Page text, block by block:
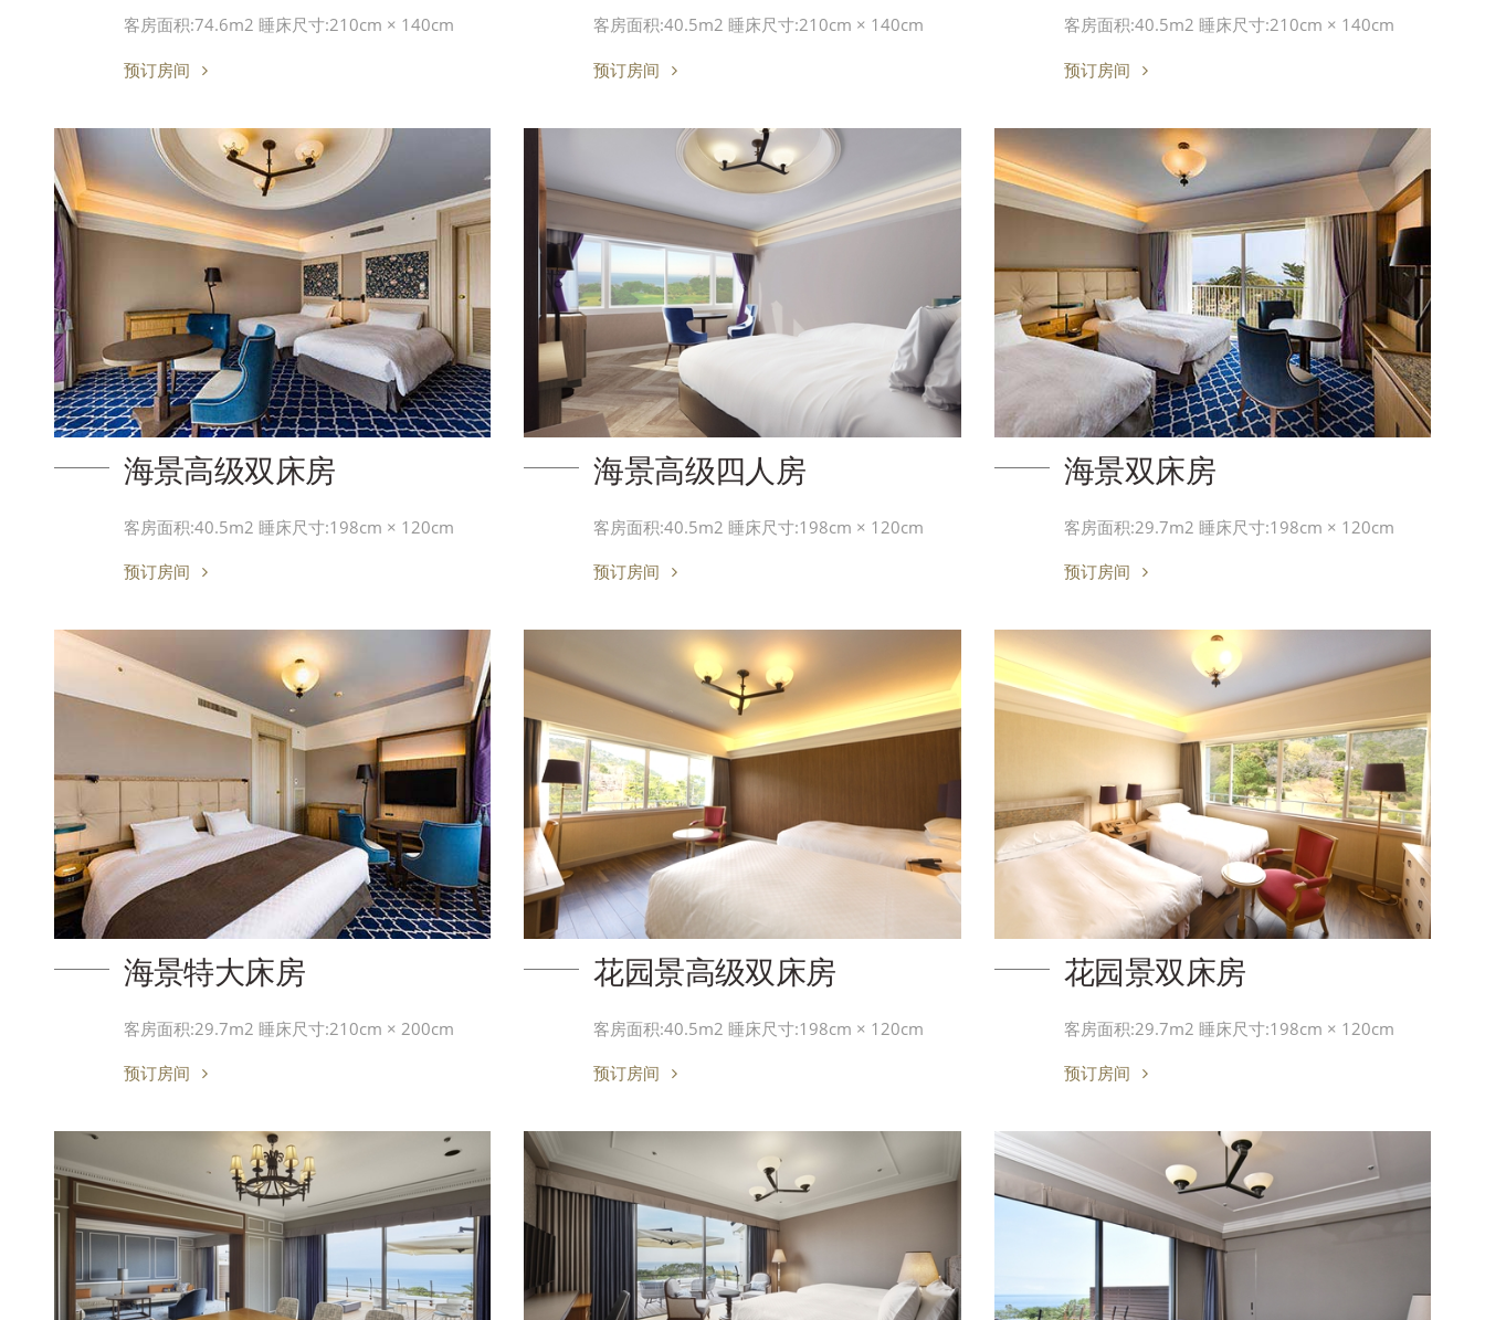
客房面积:74.6m2 睡床尺寸:210cm × 140cm
预订房间
客房面积:40.5m2 睡床尺寸:210cm × 140cm
预订房间
客房面积:40.5m2 睡床尺寸:210cm × 140cm
预订房间
海景高级双床房
客房面积:40.5m2 睡床尺寸:198cm × 120cm
预订房间
海景高级四人房
客房面积:40.5m2 睡床尺寸:198cm × 120cm
预订房间
海景双床房
客房面积:29.7m2 睡床尺寸:198cm × 120cm
预订房间
海景特大床房
客房面积:29.7m2 睡床尺寸:210cm × 200cm
预订房间
花园景高级双床房
客房面积:40.5m2 睡床尺寸:198cm × 120cm
预订房间
花园景双床房
客房面积:29.7m2 睡床尺寸:198cm × 120cm
预订房间